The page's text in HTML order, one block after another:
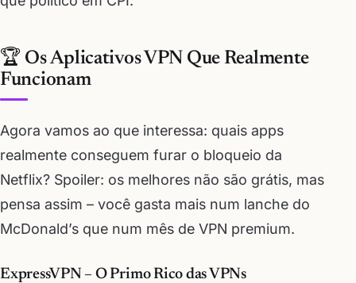
🏆 Os Aplicativos VPN Que Realmente
Funcionam
Agora vamos ao que interessa: quais apps
realmente conseguem furar o bloqueio da
Netflix? Spoiler: os melhores não são grátis, mas
pensa assim – você gasta mais num lanche do
McDonald’s que num mês de VPN premium.
ExpressVPN – O Primo Rico das VPNs